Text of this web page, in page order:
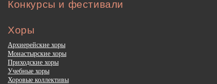
Конкурсы и фестивали
Хоры
Архиерейские хоры
Монастырские хоры
Приходские хоры
Учебные хоры
Хоровые коллективы